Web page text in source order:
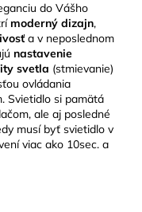
do Vášho
moderný dizajn,
a v neposlednom
nastavenie
svetla (stmievanie)
ovládania
Svietidlo si pamätá
ale aj posledné
musí byť svietidlo v
viac ako 10sec. a